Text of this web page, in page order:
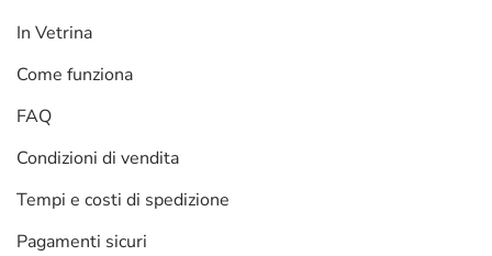
In Vetrina
Come funziona
FAQ
Condizioni di vendita
Tempi e costi di spedizione
Pagamenti sicuri